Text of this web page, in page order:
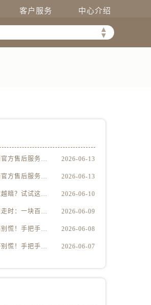
客户服务 中心介绍
▲
▼
北京百达翡丽官方售后服务中心｜最新电话及地址权威信息公示（2026年6月最新） 2026-06-13
北京百达翡丽官方售后服务中心｜服务热线及办公地址权威信息公示（2026年6月最新） 2026-06-13
百达翡丽越戴越暗？试试这些家庭清洁妙招 2026-06-10
从碎镜到精准走时：一块百达翡丽的重生之路 2026-06-09
百达翡丽生锈别慌！手把手教你轻松应对 2026-06-08
百达翡丽摔坏别慌！手把手教你判断损伤程度 2026-06-07